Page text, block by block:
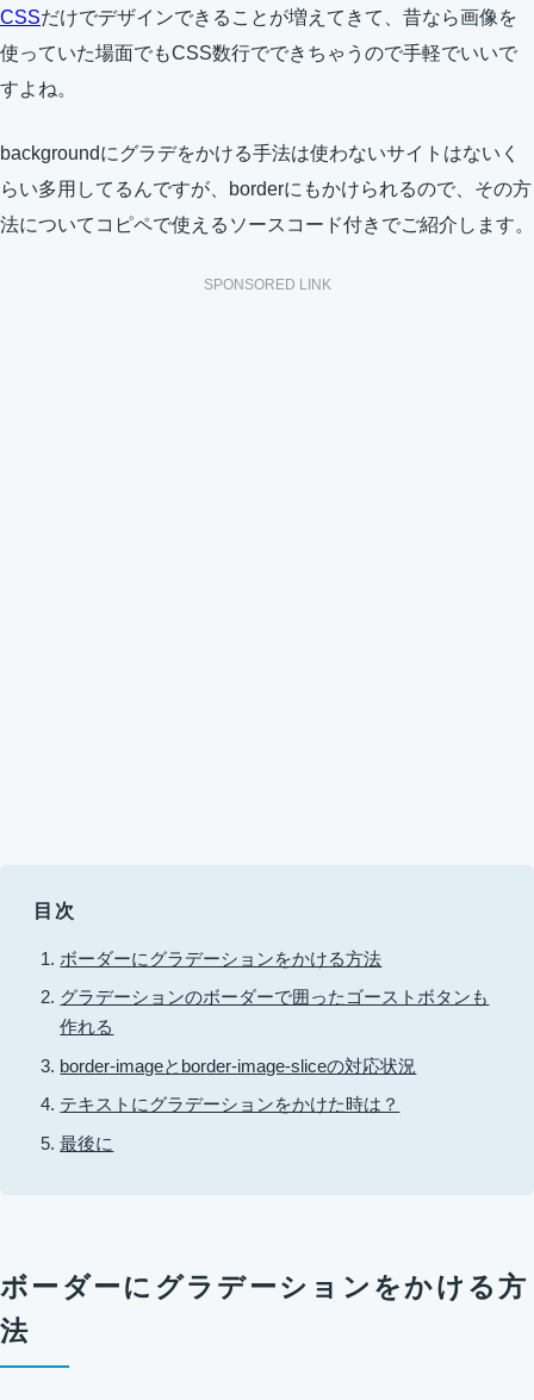
CSSだけでデザインできることが増えてきて、昔なら画像を
使っていた場面でもCSS数行でできちゃうので手軽でいいで
すよね。
backgroundにグラデをかける手法は使わないサイトはないく
らい多用してるんですが、borderにもかけられるので、その方
法についてコピペで使えるソースコード付きでご紹介します。
SPONSORED LINK
目次
ボーダーにグラデーションをかける方法
グラデーションのボーダーで囲ったゴーストボタンも
作れる
border-imageとborder-image-sliceの対応状況
テキストにグラデーションをかけた時は？
最後に
ボーダーにグラデーションをかける方
法